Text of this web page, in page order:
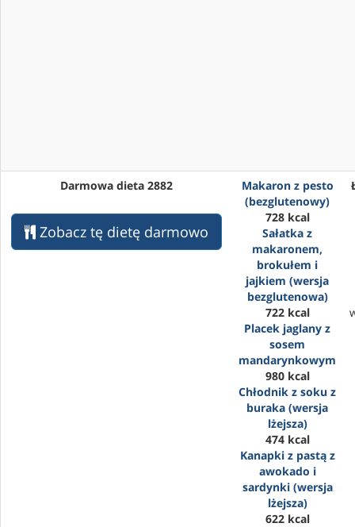
Darmowa dieta 2882
Zobacz tę dietę darmowo
Makaron z pesto
(bezglutenowy)
728 kcal
Sałatka z
makaronem,
brokułem i
jajkiem (wersja
bezglutenowa)
722 kcal
Placek jaglany z
sosem
mandarynkowym
980 kcal
Chłodnik z soku z
buraka (wersja
lżejsza)
474 kcal
Kanapki z pastą z
awokado i
sardynki (wersja
lżejsza)
622 kcal